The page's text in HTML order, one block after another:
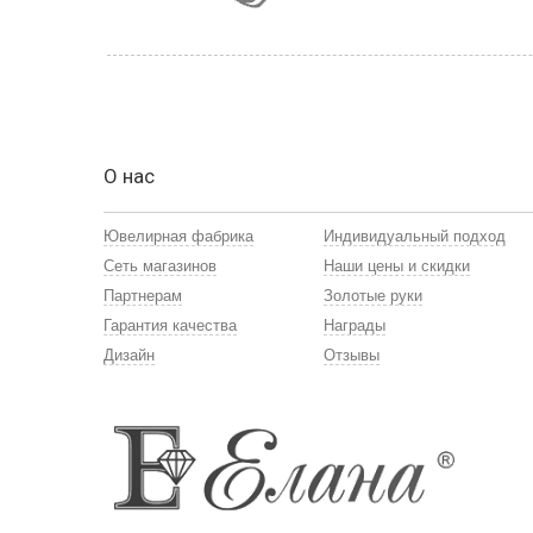
О нас
Ювелирная фабрика
Сеть магазинов
Партнерам
Гарантия качества
Дизайн
Индивидуальный подход
Наши цены и скидки
Золотые руки
Награды
Отзывы